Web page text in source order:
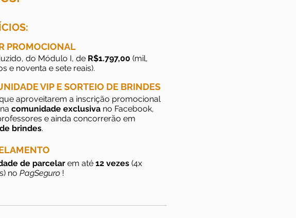
de parcelar em até 12 vezes (4x
no PagSeguro !
do Módulo I, de R$1.797,00 (mil,
e noventa e sete reais).
PROMOCIONAL
aproveitarem a inscrição promocional
comunidade exclusiva no Facebook,
e ainda concorrerão em
brindes.
VIP E SORTEIO DE BRINDES